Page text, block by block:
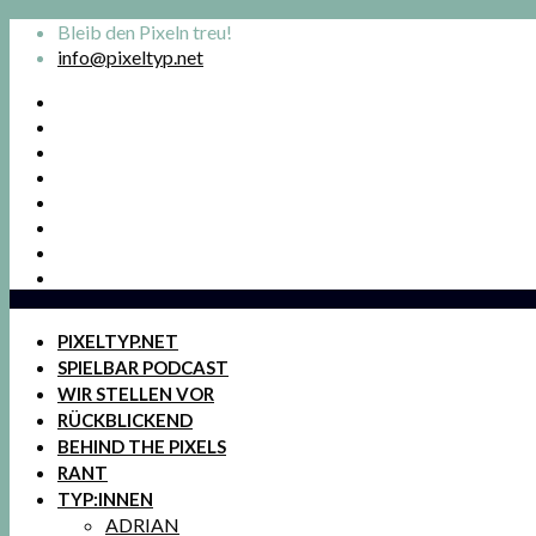
Bleib den Pixeln treu!
info@pixeltyp.net
PIXELTYP.NET
SPIELBAR PODCAST
WIR STELLEN VOR
RÜCKBLICKEND
BEHIND THE PIXELS
RANT
TYP:INNEN
ADRIAN